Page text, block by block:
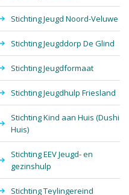
Stichting Jeugd Noord-Veluwe
Stichting Jeugddorp De Glind
Stichting Jeugdformaat
Stichting Jeugdhulp Friesland
Stichting Kind aan Huis (Dushi
Huis)
Stichting EEV Jeugd- en
gezinshulp
Stichting Teylingereind